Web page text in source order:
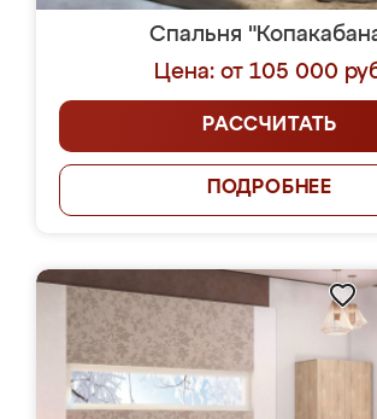
Спальня
Цена: от 105 000
РАССЧИТАТЬ
ПОДРОБНЕЕ